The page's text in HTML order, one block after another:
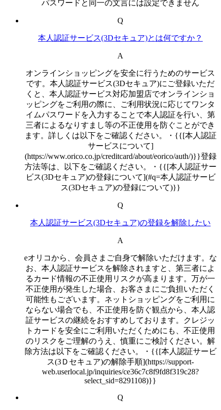
パスワードと同一の文言には設定できません
Q
本人認証サービス(3Dセキュア)とは何ですか？
A
オンラインショッピングを安全に行うためのサービス
です。本人認証サービス(3Dセキュア)にご登録いただ
くと、本人認証サービス対応加盟店でオンラインショ
ッピングをご利用の際に、ご利用状況に応じてワンタ
イムパスワードを入力することで本人認証を行い、第
三者によるなりすまし等の不正使用を防ぐことができ
ます。詳しくは以下をご確認ください。・{{[本人認証
サービスについて]
(https://www.orico.co.jp/creditcard/about/eorico/auth/)}}登録
方法等は、以下をご確認ください。・{{[本人認証サー
ビス(3Dセキュア)の登録について](#q=本人認証サービ
ス(3Dセキュア)の登録について)}}
Q
本人認証サービス(3Dセキュア)の登録を解除したい
A
eオリコから、会員さまご自身で解除いただけます。な
お、本人認証サービスを解除されますと、第三者によ
るカード情報の不正使用リスクが高まります。万が一
不正使用が発生した場合、お客さまにご負担いただく
可能性もございます。ネットショッピングをご利用に
ならない場合でも、不正使用を防ぐ観点から、本人認
証サービスの継続をおすすめしております。クレジッ
トカードを安全にご利用いただくためにも、不正使用
のリスクをご理解のうえ、慎重にご検討ください。解
除方法は以下をご確認ください。・{{[本人認証サービ
ス(3Ｄセキュア)の解除手順](https://support-
web.userlocal.jp/inquiries/ce36c7c8f9fd8f319c28?
select_sid=8291108)}}
Q